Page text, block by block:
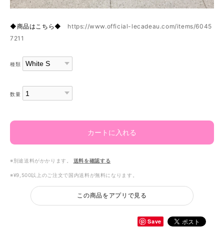
◆商品はこちら◆ https://www.official-lecadeau.com/items/6045
7211
種類
数量
カートに入れる
※別途送料がかかります。 送料を確認する
※¥9,500以上のご注文で国内送料が無料になります。
この商品をアプリで見る
Save